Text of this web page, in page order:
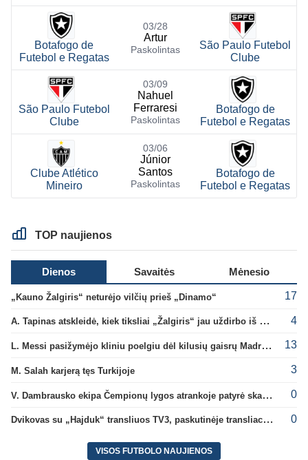
Botafogo de
Futebol e Regatas
03/28
Artur
Paskolintas
São Paulo Futebol
Clube
São Paulo Futebol
Clube
03/09
Nahuel
Ferraresi
Paskolintas
Botafogo de
Futebol e Regatas
Clube Atlético
Mineiro
03/06
Júnior
Santos
Paskolintas
Botafogo de
Futebol e Regatas
TOP naujienos
Dienos Savaitės Mėnesio
„Kauno Žalgiris“ neturėjo vilčių prieš „Dinamo“ 17
A. Tapinas atskleidė, kiek tiksliai „Žalgiris“ jau uždirbo iš UEFA premijų 4
L. Messi pasižymėjo kliniu poelgiu dėl kilusių gaisrų Madride 13
M. Salah karjerą tęs Turkijoje 3
V. Dambrausko ekipa Čempionų lygos atrankoje patyrė skaudžią nesėkmę 0
Dvikovas su „Hajduk“ transliuos TV3, paskutinėje transliacijoje – nauji rekordai 0
VISOS FUTBOLO NAUJIENOS